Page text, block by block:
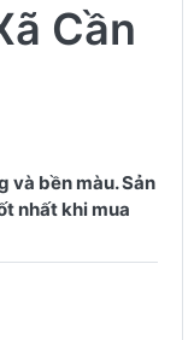
Cần
và bền màu. Sản
nhất khi mua